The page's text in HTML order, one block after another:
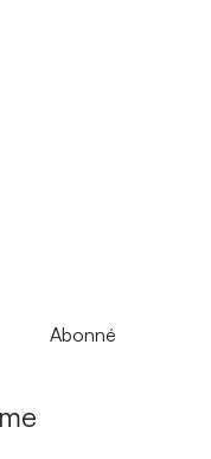
Abonné